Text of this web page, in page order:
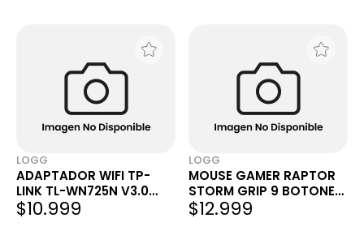
LOGG
ADAPTADOR WIFI TP-
LINK TL-WN725N V3.0
NANO USB 150MBPS
2.4GHZ
$10.999
LOGG
MOUSE GAMER RAPTOR
STORM GRIP 9 BOTONES
8000DPI PLATEADO LED
$12.999